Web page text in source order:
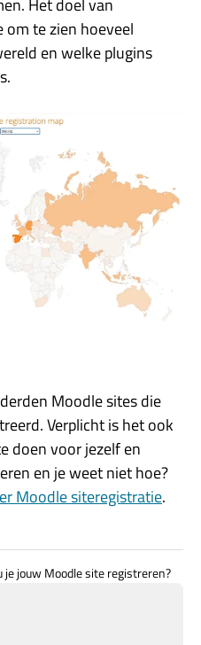
Het doel van
te zien hoeveel
en welke plugins
Moodle sites die
Verplicht is het ook
doen voor jezelf en
en je weet niet hoe?
Moodle siteregistratie.
je jouw Moodle site registreren?